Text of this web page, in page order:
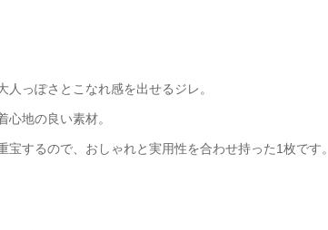
っぽさとこなれ感を出せるジレ。
地の良い素材。
するので、おしゃれと実用性を合わせ持った1枚です。